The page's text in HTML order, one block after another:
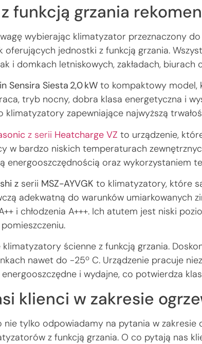
funkcją grzania
wybierając klimatyzator przeznaczony
jednostki z funkcją grzania.
i domkach letniskowych, zakładach, biurach
Sensira Siesta 2,0 kW to kompaktowy model,
tryb nocny, dobra klasa energetyczna i
zapewniające najwyższą
z serii Heatcharge VZ to urządzenie,
w bardzo niskich temperaturach
energooszczędnością oraz
z serii MSZ-AYVGK to klimatyzatory, które
adekwatną do warunków umiarkowanych
i chłodzenia A+++. Ich atutem jest niski
ścienne z funkcją grzania.
nawet do -25o C. Urządzenie pracuje
i wydajne, co potwierdza
klienci w zakresie
nie tylko odpowiadamy na pytania w
z funkcją grzania. O co pytają nas